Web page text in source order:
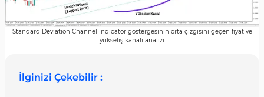
Standard Deviation Channel Indicator göstergesinin orta çizgisini geçen fiyat ve
yükseliş kanalı analizi
İlginizi Çekebilir :